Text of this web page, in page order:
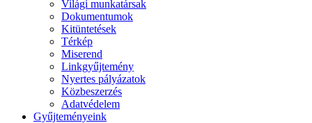
Világi munkatársak
Dokumentumok
Kitüntetések
Térkép
Miserend
Linkgyűjtemény
Nyertes pályázatok
Közbeszerzés
Adatvédelem
Gyűjteményeink